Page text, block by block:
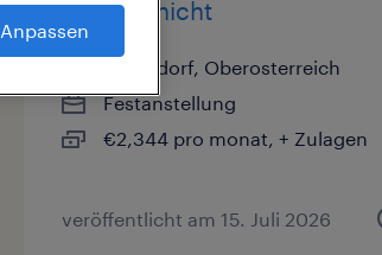
Nachtschicht
Vorchdorf, Oberosterreich
Festanstellung
€2,344 pro monat, + Zulagen
veröffentlicht am 15. Juli 2026
Anpassen